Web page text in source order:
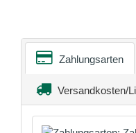
Zahlungsarten
Versandkosten/